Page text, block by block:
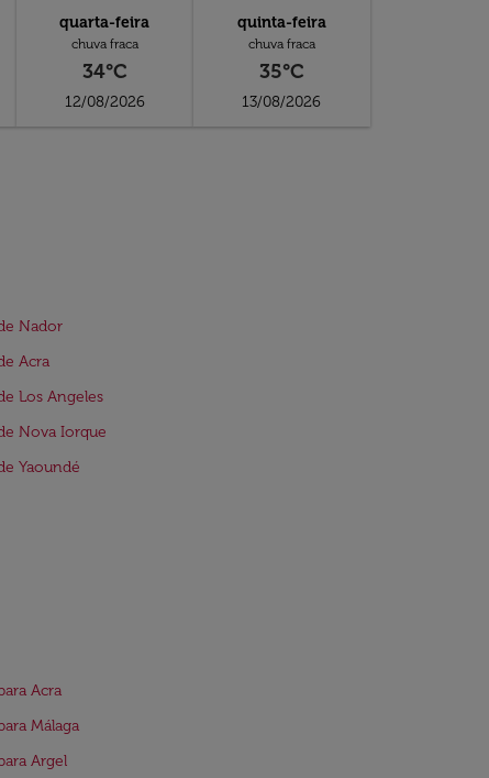
quarta-feira
chuva fraca
34°C
12/08/2026
quinta-feira
chuva fraca
35°C
13/08/2026
Nador
Acra
Los Angeles
Nova Iorque
Yaoundé
Acra
Málaga
Argel